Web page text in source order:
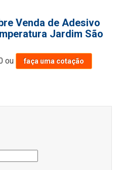
Venda de Adesivo
Jardim São
ou faça uma cotação